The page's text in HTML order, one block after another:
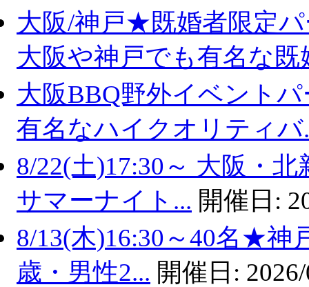
大阪/神戸★既婚者限定
大阪や神戸でも有名な既
大阪BBQ野外イベント
有名なハイクオリティバ
8/22(土)17:30～ 大阪・
サマーナイト... 開催日:
8/13(木)16:30～40名★神
歳・男性2... 開催日: